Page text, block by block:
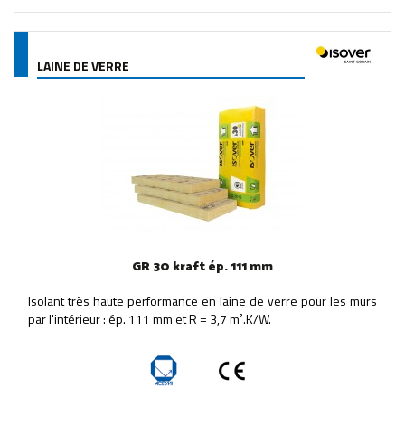
LAINE DE VERRE
GR 30 kraft ép. 111 mm
Isolant très haute performance en laine de verre pour les murs
par l'intérieur : ép. 111 mm et R = 3,7 m².K/W.